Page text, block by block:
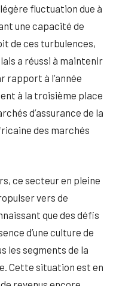
fluctuation due à
une capacité de
de ces turbulences,
a réussi à maintenir
rapport à l’année
à la troisième place
d’assurance de la
des marchés
ce secteur en pleine
vers de
que des défis
d’une culture de
les segments de la
Cette situation est en